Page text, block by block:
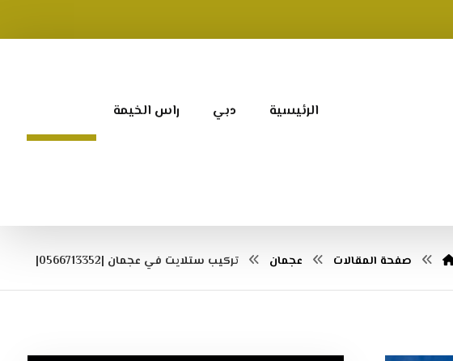
الرئيسية دبي راس الخيمة
صفحة المقالات عجمان تركيب ستلايت في عجمان |0566713352|